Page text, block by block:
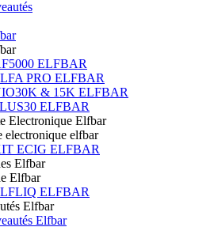
ELFBAR
PRO ELFBAR
& 15K ELFBAR
ELFBAR
Electronique Elfbar
electronique elfbar
ECIG ELFBAR
Elfbar
Elfbar
ELFBAR
Elfbar